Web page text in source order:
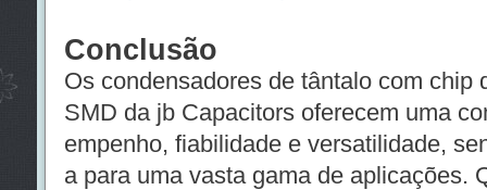
Conclusão
Os condensadores de tântalo com chip
SMD da jb Capacitors oferecem uma
empenho, fiabilidade e versatilidade,
a para uma vasta gama de aplicações.